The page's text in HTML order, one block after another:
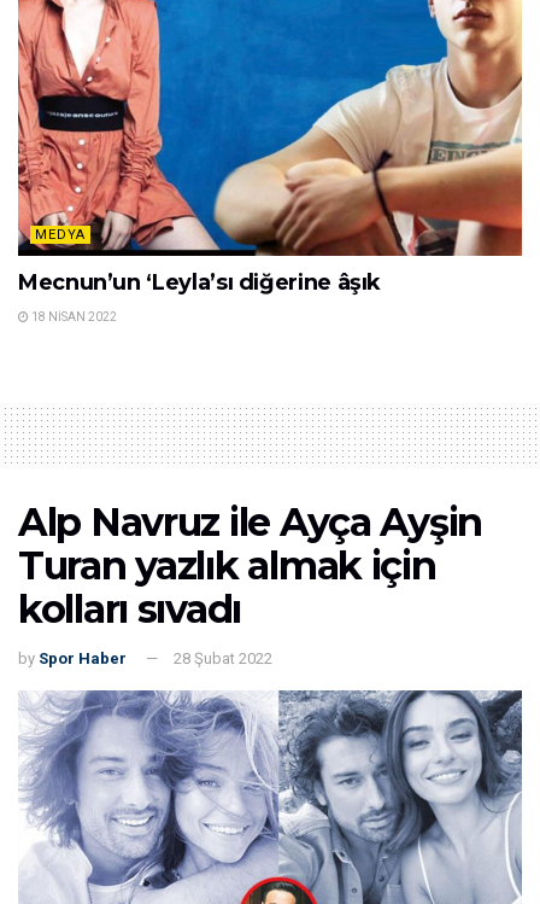
MEDYA
Mecnun’un ‘Leyla’sı diğerine âşık
18 NISAN 2022
Alp Navruz ile Ayça Ayşin
Turan yazlık almak için
kolları sıvadı
by Spor Haber 28 Şubat 2022